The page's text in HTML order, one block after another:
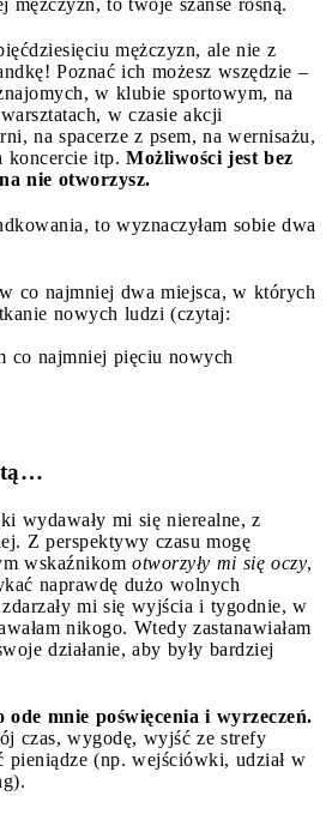
mężczyzn, ale nie z
Poznać ich możesz wszędzie –
w klubie sportowym, na
w czasie akcji
na spacerze z psem, na wernisażu,
koncercie itp. Możliwości jest bez
nie otworzysz.
to wyznaczyłam sobie dwa
co najmniej dwa miejsca, w których
nowych ludzi (czytaj:
co najmniej pięciu nowych
wydawały mi się nierealne, z
Z perspektywy czasu mogę
wskaźnikom otworzyły mi się oczy,
naprawdę dużo wolnych
mi się wyjścia i tygodnie, w
nikogo. Wtedy zastanawiałam
działanie, aby były bardziej
ode mnie poświęcenia i wyrzeczeń.
czas, wygodę, wyjść ze strefy
pieniądze (np. wejściówki, udział w